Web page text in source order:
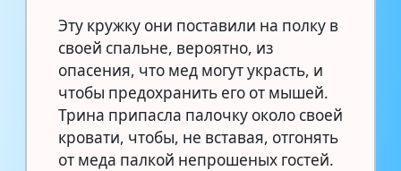
Эту кружку они поставили на полку в
своей спальне, вероятно, из
опасения, что мед могут украсть, и
чтобы предохранить его от мышей.
Трина припасла палочку около своей
кровати, чтобы, не вставая, отгонять
от меда палкой непрошеных гостей.